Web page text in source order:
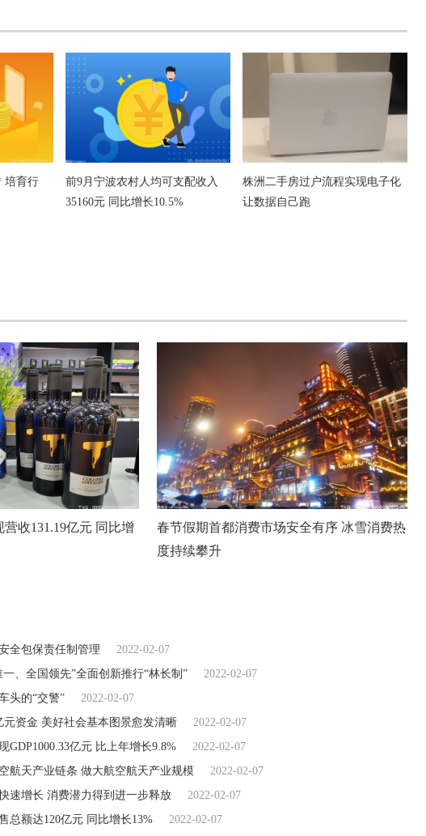
培育行
前9月宁波农村人均可支配收入
35160元 同比增长10.5%
株洲二手房过户流程实现电子化
让数据自己跑
收131.19亿元 同比增
春节假期首都消费市场安全有序 冰雪消费热
度持续攀升
全包保责任制管理
2022-02-07
、全国领先”全面创新推行“林长制”
2022-02-07
头的“交警”
2022-02-07
元资金 美好社会基本图景愈发清晰
2022-02-07
GDP1000.33亿元 比上年增长9.8%
2022-02-07
航天产业链条 做大航空航天产业规模
2022-02-07
速增长 消费潜力得到进一步释放
2022-02-07
总额达120亿元 同比增长13%
2022-02-07